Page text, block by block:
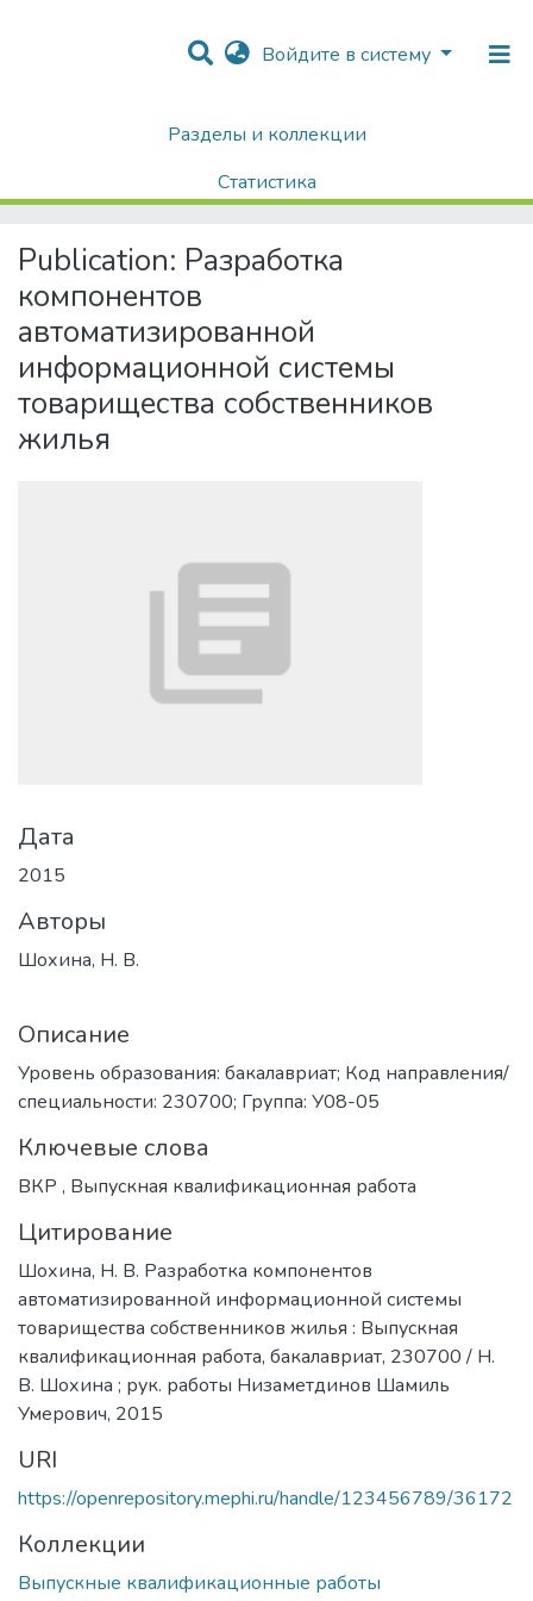
Войдите в систему
Разделы и коллекции
Статистика
Диссертации / Выпускные квалификационные работы
Разработка компонентов автоматизированной информационной системы товарищества собственников жилья
Publication: Разработка
компонентов
автоматизированной
информационной системы
товарищества собственников
жилья
Дата
2015
Авторы
Шохина, Н. В.
Описание
Уровень образования: бакалавриат; Код направления/
специальности: 230700; Группа: У08-05
Ключевые слова
ВКР , Выпускная квалификационная работа
Цитирование
Шохина, Н. В. Разработка компонентов
автоматизированной информационной системы
товарищества собственников жилья : Выпускная
квалификационная работа, бакалавриат, 230700 / Н.
В. Шохина ; рук. работы Низаметдинов Шамиль
Умерович, 2015
URI
https://openrepository.mephi.ru/handle/123456789/36172
Коллекции
Выпускные квалификационные работы